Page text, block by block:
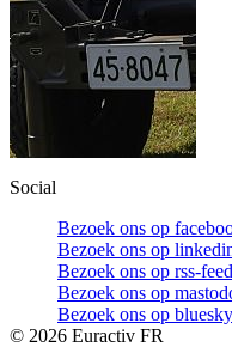
Social
Bezoek ons op
Bezoek ons op
Bezoek ons op rss-feed
Bezoek ons op
Bezoek ons op bluesky
© 2026 Euractiv FR